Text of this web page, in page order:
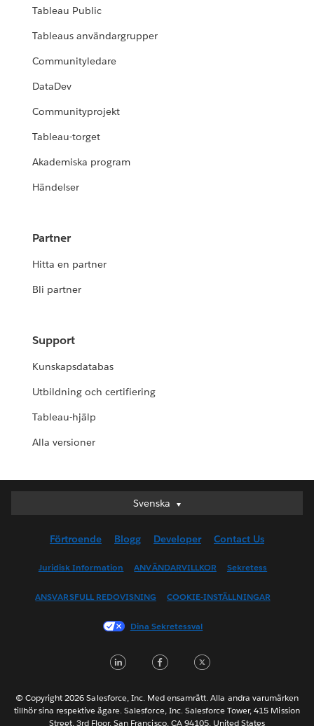
Tableau Public
Tableaus användargrupper
Communityledare
DataDev
Communityprojekt
Tableau-torget
Akademiska program
Händelser
Partner
Hitta en partner
Bli partner
Support
Kunskapsdatabas
Utbildning och certifiering
Tableau-hjälp
Alla versioner
Svenska
Svenska
English (UK)
English (US)
Français (Canada)
Français (France)
日本語
Nederlands
Português
Förtroende Blogg Developer Contact Us
Juridisk Information ANVÄNDARVILLKOR Sekretess
ANSVARSFULL REDOVISNING COOKIE-INSTÄLLNINGAR
Dina Sekretessval
LinkedInFacebook
© Copyright 2026 Salesforce, Inc. Med ensamrätt. Alla andra varumärken
tillhör sina respektive ägare. Salesforce, Inc. Salesforce Tower, 415 Mission
Street, 3rd Floor, San Francisco, CA 94105, United States